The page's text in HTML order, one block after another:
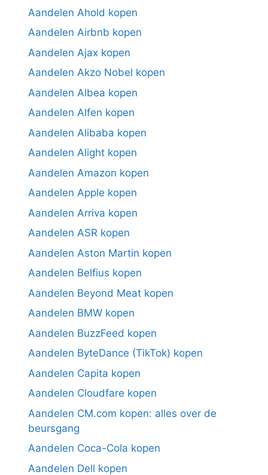
Aandelen Ahold kopen
Aandelen Airbnb kopen
Aandelen Ajax kopen
Aandelen Akzo Nobel kopen
Aandelen Albea kopen
Aandelen Alfen kopen
Aandelen Alibaba kopen
Aandelen Alight kopen
Aandelen Amazon kopen
Aandelen Apple kopen
Aandelen Arriva kopen
Aandelen ASR kopen
Aandelen Aston Martin kopen
Aandelen Belfius kopen
Aandelen Beyond Meat kopen
Aandelen BMW kopen
Aandelen BuzzFeed kopen
Aandelen ByteDance (TikTok) kopen
Aandelen Capita kopen
Aandelen Cloudfare kopen
Aandelen CM.com kopen: alles over de
beursgang
Aandelen Coca-Cola kopen
Aandelen Dell kopen